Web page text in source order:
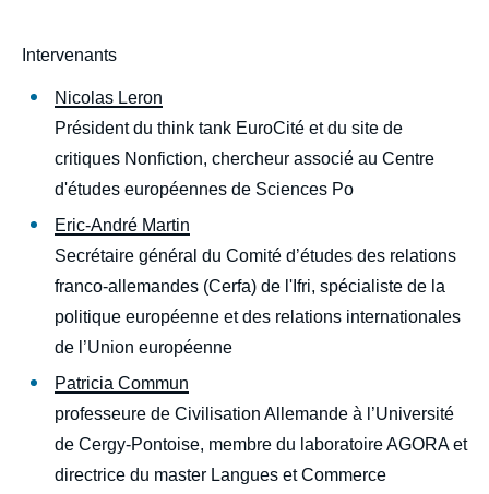
Intervenants
Nicolas Leron
Président du think tank EuroCité et du site de
critiques Nonfiction, chercheur associé au Centre
d'études européennes de Sciences Po
Eric-André Martin
Secrétaire général du Comité d’études des relations
franco-allemandes (Cerfa) de l'Ifri, spécialiste de la
politique européenne et des relations internationales
de l’Union européenne
Patricia Commun
professeure de Civilisation Allemande à l’Université
de Cergy-Pontoise, membre du laboratoire AGORA et
directrice du master Langues et Commerce